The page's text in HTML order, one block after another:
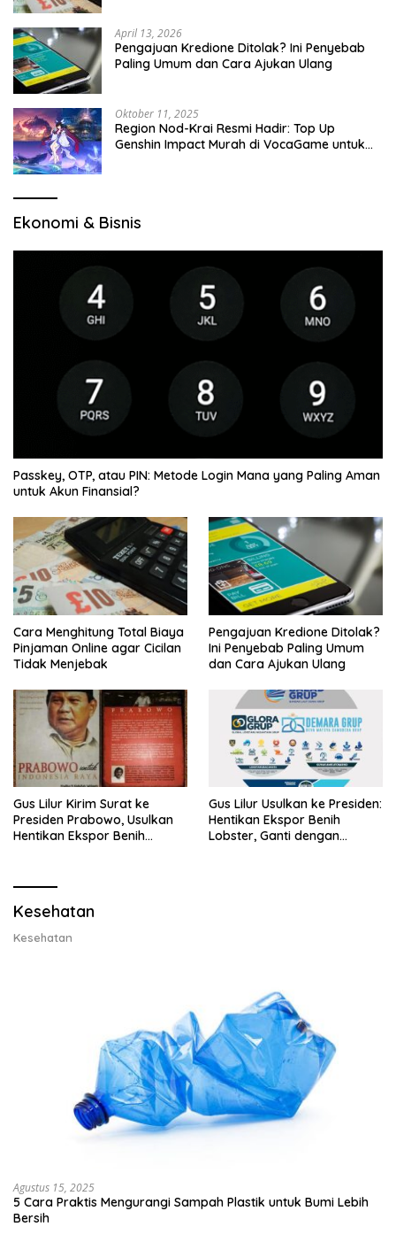
April 13, 2026
Pengajuan Kredione Ditolak? Ini Penyebab
Paling Umum dan Cara Ajukan Ulang
Oktober 11, 2025
Region Nod-Krai Resmi Hadir: Top Up
Genshin Impact Murah di VocaGame untuk
Ekonomi & Bisnis
Passkey, OTP, atau PIN: Metode Login Mana yang Paling Aman
untuk Akun Finansial?
Cara Menghitung Total Biaya
Pinjaman Online agar Cicilan
Tidak Menjebak
Pengajuan Kredione Ditolak?
Ini Penyebab Paling Umum
dan Cara Ajukan Ulang
Gus Lilur Kirim Surat ke
Presiden Prabowo, Usulkan
Hentikan Ekspor Benih
Gus Lilur Usulkan ke Presiden:
Hentikan Ekspor Benih
Lobster, Ganti dengan
Kesehatan
Kesehatan
Agustus 15, 2025
5 Cara Praktis Mengurangi Sampah Plastik untuk Bumi Lebih
Bersih